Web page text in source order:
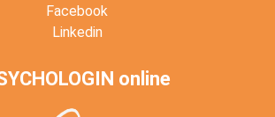
Facebook
Linkedin
online